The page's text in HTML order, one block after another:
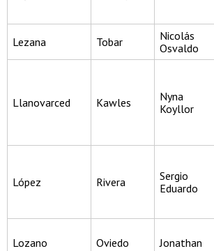
Lezana Tobar
Nicolás
Osvaldo
Llanovarced Kawles
Nyna
Koyllor
López Rivera
Sergio
Eduardo
Lozano Oviedo Jonathan